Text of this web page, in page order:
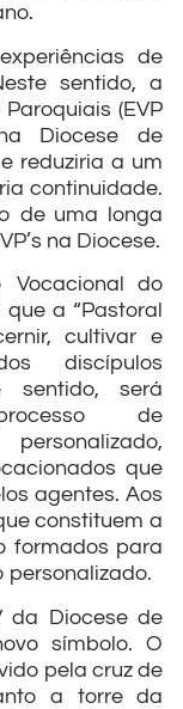
de
sentido, a
(EVP
Diocese de
reduziria a um
continuidade.
de uma longa
na Diocese.
Vocacional do
a “Pastoral
cultivar e
discípulos
sentido, será
de
que
agentes. Aos
constituem a
formados para
personalizado.
da Diocese de
símbolo. O
pela cruz de
a torre da